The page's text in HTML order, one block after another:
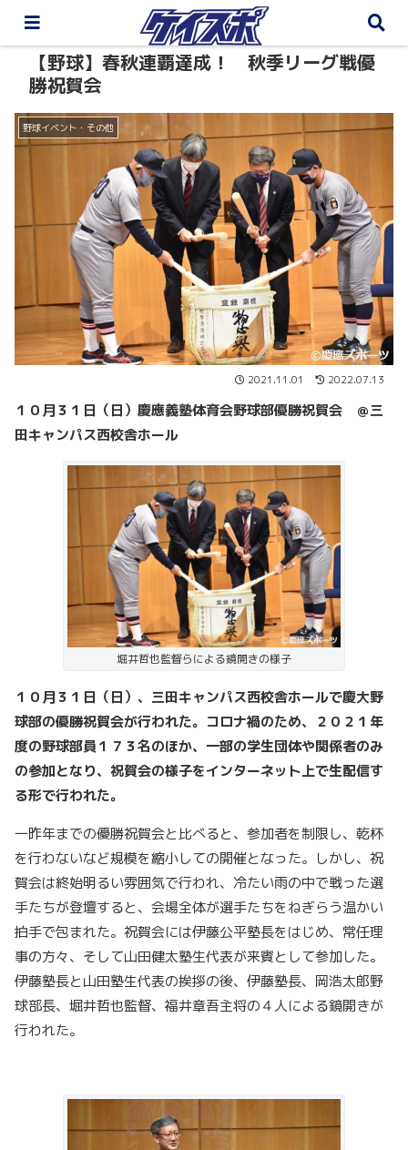
【野球】春秋連覇達成！ 秋季リーグ戦優
勝祝賀会
野球イベント・その他
2021.11.01 2022.07.13
１０月３１日（日）慶應義塾体育会野球部優勝祝賀会 ＠三
田キャンパス西校舎ホール
堀井哲也監督らによる鏡開きの様子
１０月３１日（日）、三田キャンパス西校舎ホールで慶大野
球部の優勝祝賀会が行われた。コロナ禍のため、２０２１年
度の野球部員１７３名のほか、一部の学生団体や関係者のみ
の参加となり、祝賀会の様子をインターネット上で生配信す
る形で行われた。
一昨年までの優勝祝賀会と比べると、参加者を制限し、乾杯
を行わないなど規模を縮小しての開催となった。しかし、祝
賀会は終始明るい雰囲気で行われ、冷たい雨の中で戦った選
手たちが登壇すると、会場全体が選手たちをねぎらう温かい
拍手で包まれた。祝賀会には伊藤公平塾長をはじめ、常任理
事の方々、そして山田健太塾生代表が来賓として参加した。
伊藤塾長と山田塾生代表の挨拶の後、伊藤塾長、岡浩太郎野
球部長、堀井哲也監督、福井章吾主将の４人による鏡開きが
行われた。